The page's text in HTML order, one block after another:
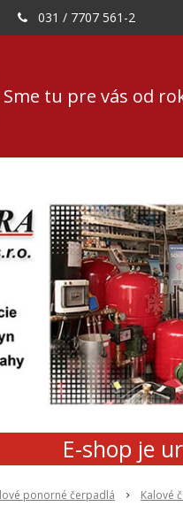
Sme tu pre vás od
031 / 7707 561-2
E-shop je
ponorné čerpadlá Kalové